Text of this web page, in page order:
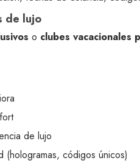
de lujo
o clubes vacacionales
de lujo
(hologramas, códigos únicos)